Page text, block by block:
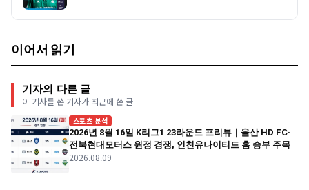
이어서 읽기
기자의 다른 글
이 기사를 쓴 기자가 최근에 쓴 글
스포츠 분석
2026년 8월 16일 K리그1 23라운드 프리뷰｜울산 HD FC·
전북현대모터스 원정 경쟁, 인천유나이티드 홈 승부 주목
2026.08.09